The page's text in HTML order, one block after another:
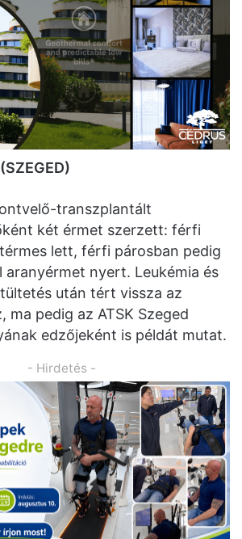
transzplantált
két érmet szerzett: férfi
lett, férfi párosban pedig
aranyérmet nyert. Leukémia és
után tért vissza az
ma pedig az ATSK Szeged
edzőjeként is példát mutat.
- Hirdetés -